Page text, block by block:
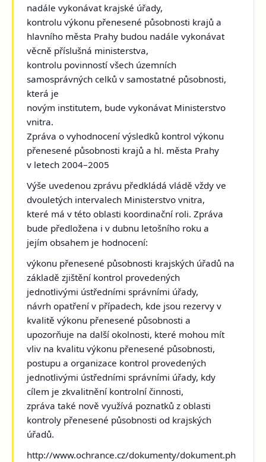
nadále vykonávat krajské úřady,
kontrolu výkonu přenesené působnosti krajů a
hlavního města Prahy budou nadále vykonávat
věcně příslušná ministerstva,
kontrolu povinností všech územních
samosprávných celků v samostatné působnosti,
která je
novým institutem, bude vykonávat Ministerstvo
vnitra.
Zpráva o vyhodnocení výsledků kontrol výkonu
přenesené působnosti krajů a hl. města Prahy
v letech 2004–2005
Výše uvedenou zprávu předkládá vládě vždy ve
dvouletých intervalech Ministerstvo vnitra,
které má v této oblasti koordinační roli. Zpráva
bude předložena i v dubnu letošního roku a
jejím obsahem je hodnocení:
výkonu přenesené působnosti krajských úřadů na
základě zjištění kontrol provedených
jednotlivými ústředními správními úřady,
návrh opatření v případech, kde jsou rezervy v
kvalitě výkonu přenesené působnosti a
upozorňuje na další okolnosti, které mohou mít
vliv na kvalitu výkonu přenesené působnosti,
postupu a organizace kontrol provedených
jednotlivými ústředními správními úřady, kdy
cílem je zkvalitnění kontrolní činnosti,
zpráva také nově využívá poznatků z oblasti
kontroly přenesené působnosti od krajských
úřadů.
http://www.ochrance.cz/dokumenty/dokument.ph